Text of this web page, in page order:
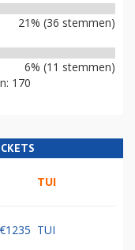
21% (36 stemmen)
6% (11 stemmen)
170
TUI
TUI